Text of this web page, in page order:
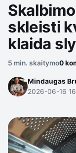
skleisti
klaida
5 min. skaitymo0
Mindaugas
2026-06-16